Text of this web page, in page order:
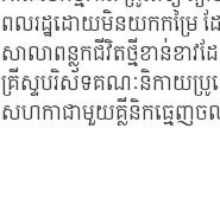
ពលរដ្ឋដោយមិនយកកម្រៃ ដែ
សាលាពន្លកជីវិតថ្មីខាន់ខ
គ្រីស្ទបរិស័ទគណៈនិកាយប្រូតេ
សហកាជាមួយគ្លីនិកធ្មេញច